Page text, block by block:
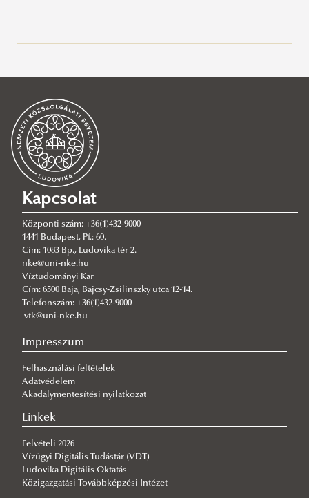
21-2022-00008)
Projekt bemutatása
Online megjelenések
Restore4Life
KEHOP-2.1.7-19-2019-00018
A projekt bemutatása
Rendezvények
EFOP-3.4.3-16-2016-00003
A projekt bemutatása
Tankönyvek, publikációk
Online megjelenések
EFOP-3.6.1-16-2016-00025
A projekt bemutatása
Tankönyvek, publikációk, módszertanok
Online megjelenések
TÉT_15_IL-1-2016-00013
HUSRB/1602/12/0014 SWeM-PaL
InterFloodCourse 04_ECVII_PA05
AquaNES -H2020-WATER-2014-2015
RRF-4.2.1-23-2023-00001
DANURELY-WS
PANNONIAN.GW
MInimizing CROssborder water contamination of
microPLASTICS
LIFE LOGOS 4 WATERS (LIFE20 CCA/HU/1604) project
Kapcsolat
Központi szám: +36(1)432-9000
1441 Budapest, Pf.: 60.
Cím: 1083 Bp., Ludovika tér 2.
nke@uni-nke.hu
Víztudományi Kar
Cím: 6500 Baja, Bajcsy-Zsilinszky utca 12-14.
Telefonszám: +36(1)432-9000
vtk@uni-nke.hu
Impresszum
Felhasználási feltételek
Adatvédelem
Akadálymentesítési nyilatkozat
Linkek
Felvételi 2026
Vízügyi Digitális Tudástár (VDT)
Ludovika Digitális Oktatás
Közigazgatási Továbbképzési Intézet